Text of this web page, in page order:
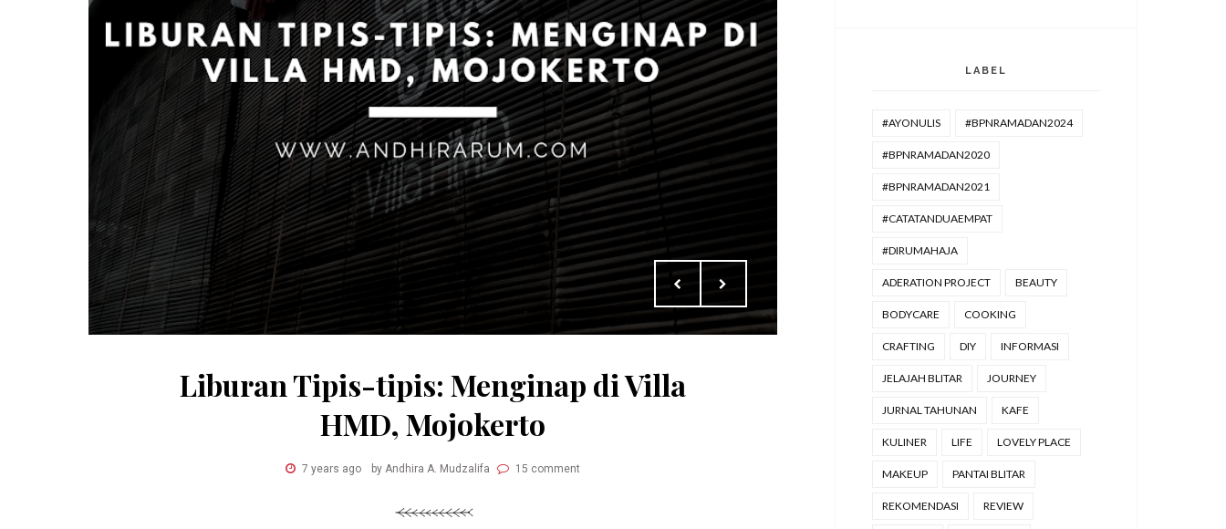
Liburan Tipis-tipis: Menginap di Villa
HMD, Mojokerto
7 years ago by Andhira A. Mudzalifa 15 comment
LABEL
#AYONULIS #BPNRAMADAN2024
#BPNRAMADAN2020
#BPNRAMADAN2021
#CATATANDUAEMPAT
#DIRUMAHAJA
ADERATION PROJECT BEAUTY
BODYCARE COOKING
CRAFTING DIY INFORMASI
JELAJAH BLITAR JOURNEY
JURNAL TAHUNAN KAFE
KULINER LIFE LOVELY PLACE
MAKEUP PANTAI BLITAR
REKOMENDASI REVIEW